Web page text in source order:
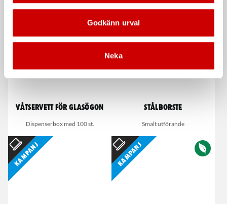
Godkänn urval
Neka
Kampanj
Våtservett för glasögon
Dispenserbox med 100 st.
Stålborste
Smalt utförande
Kampanj Kampanj